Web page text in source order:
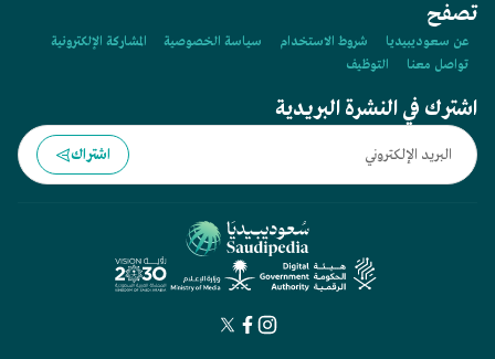
تصفح
عن سعوديبيديا شروط الاستخدام سياسة الخصوصية
المشاركة الإلكترونية
تواصل معنا
التوظيف
اشترك في النشرة البريدية
اشتراك